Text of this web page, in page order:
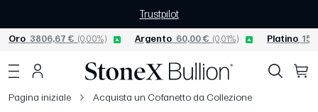
Trustpilot
Oro 3806,67 € (0,00%) Argento 60,00 € (0,01%) Platino
Pagina iniziale Acquista un Cofanetto da Collezione